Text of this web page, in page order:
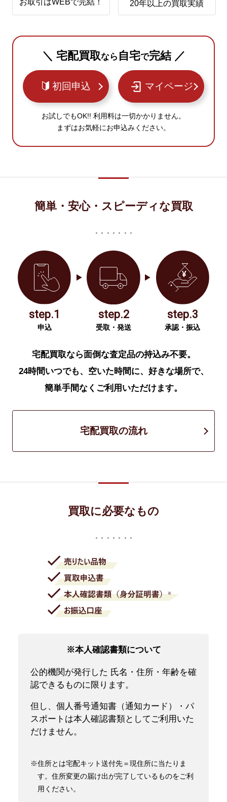
お取引はWEBで完結！ 20年以上の買取実績
＼ 宅配買取なら 自宅で完結 ／
初回申込 マイページ
お試しでもOK!! 利用料は一切かかりません。
まずはお気軽にお申込みください。
簡単・安心・スピーディな買取
step.1
申込
step.2
受取・発送
step.3
承認・振込
宅配買取なら面倒な査定品の持込み不要。
24時間いつでも、空いた時間に、好きな場所で、
簡単手間なくご利用いただけます。
宅配買取の流れ
買取に必要なもの
※本人確認書類について
公的機関が発行した 氏名・住所・年齢を確
認できるものに限ります。
但し、個人番号通知書（通知カード）・パ
スポートは本人確認書類としてご利用いた
だけません。
※住所とは宅配キット送付先＝現住所に当たりま
す。住所変更の届け出が完了しているものをご利
用ください。